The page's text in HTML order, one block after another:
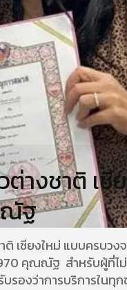
างชาติ เชี
ณัฐ
เชียงใหม่ แบบครบวง
คุณณัฐ สำหรับผู้ที่ไม่
บรองว่าการบริการใน